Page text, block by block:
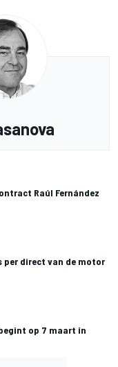
Raúl Fernández
per direct van de motor
op 7 maart in